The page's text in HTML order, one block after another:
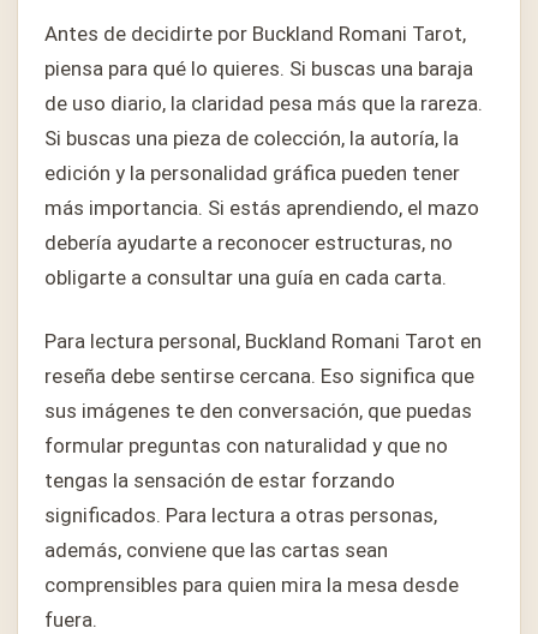
Antes de decidirte por Buckland Romani Tarot,
piensa para qué lo quieres. Si buscas una baraja
de uso diario, la claridad pesa más que la rareza.
Si buscas una pieza de colección, la autoría, la
edición y la personalidad gráfica pueden tener
más importancia. Si estás aprendiendo, el mazo
debería ayudarte a reconocer estructuras, no
obligarte a consultar una guía en cada carta.
Para lectura personal, Buckland Romani Tarot en
reseña debe sentirse cercana. Eso significa que
sus imágenes te den conversación, que puedas
formular preguntas con naturalidad y que no
tengas la sensación de estar forzando
significados. Para lectura a otras personas,
además, conviene que las cartas sean
comprensibles para quien mira la mesa desde
fuera.